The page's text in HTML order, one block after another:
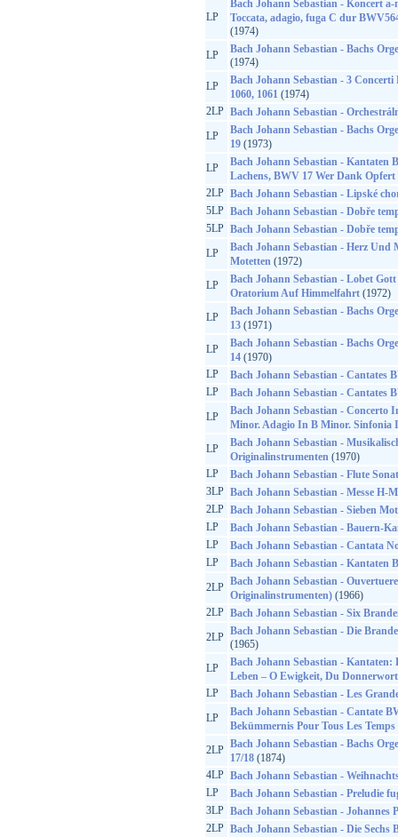
LP
Bach Johann Sebastian - Koncert
Toccata, adagio, fuga C dur
(1974)
LP
Bach Johann Sebastian - Bachs
(1974)
LP
Bach Johann Sebastian - 3
1060, 1061(1974)
2LP Bach Johann Sebastian -
LP
Bach Johann Sebastian - Bachs
19(1973)
LP
Bach Johann Sebastian - Kantaten
Lachens, BWV 17 Wer Dank Opfert
2LP Bach Johann Sebastian - Lipské
5LP Bach Johann Sebastian - Dobře
5LP Bach Johann Sebastian - Dobře
LP
Bach Johann Sebastian - Herz
Motetten(1972)
LP
Bach Johann Sebastian - Lobet
Oratorium Auf Himmelfahrt(1972)
LP
Bach Johann Sebastian - Bachs
13(1971)
LP
Bach Johann Sebastian - Bachs
14(1970)
LP
Bach Johann Sebastian - Cantates
LP
Bach Johann Sebastian - Cantates
LP
Bach Johann Sebastian - Concerto
Minor. Adagio In B Minor. Sinfonia
LP
Bach Johann Sebastian -
Originalinstrumenten(1970)
LP
Bach Johann Sebastian - Flute
3LP Bach Johann Sebastian - Messe H-
2LP Bach Johann Sebastian - Sieben
LP
Bach Johann Sebastian - Bauern-
LP
Bach Johann Sebastian - Cantata
LP
Bach Johann Sebastian - Kantaten
2LP Bach Johann Sebastian -
Originalinstrumenten)(1966)
2LP Bach Johann Sebastian - Six
2LP Bach Johann Sebastian - Die
(1965)
LP
Bach Johann Sebastian -
Leben – O Ewigkeit, Du Donnerwort
LP
Bach Johann Sebastian - Les
LP
Bach Johann Sebastian - Cantate
Bekümmernis Pour Tous Les Temps
2LP Bach Johann Sebastian - Bachs
17/18(1874)
4LP Bach Johann Sebastian -
LP
Bach Johann Sebastian - Preludie
3LP Bach Johann Sebastian - Johannes
2LP Bach Johann Sebastian - Die Sechs